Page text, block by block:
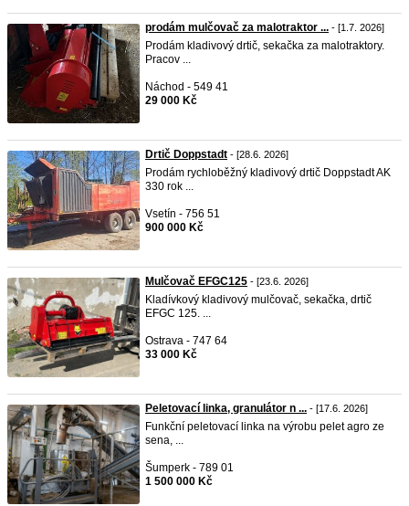
prodám mulčovač za malotraktor ... - [1.7. 2026]
Prodám kladivový drtič, sekačka za malotraktory.
Pracov ...
Náchod - 549 41
29 000 Kč
Drtič Doppstadt - [28.6. 2026]
Prodám rychloběžný kladivový drtič Doppstadt AK
330 rok ...
Vsetín - 756 51
900 000 Kč
Mulčovač EFGC125 - [23.6. 2026]
Kladívkový kladivový mulčovač, sekačka, drtič
EFGC 125. ...
Ostrava - 747 64
33 000 Kč
Peletovací linka, granulátor n ... - [17.6. 2026]
Funkční peletovací linka na výrobu pelet agro ze
sena, ...
Šumperk - 789 01
1 500 000 Kč